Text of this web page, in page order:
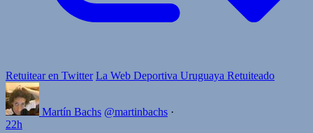
Retuitear en Twitter La Web Deportiva Uruguaya Retuiteado
Martín Bachs @martinbachs ·
22h